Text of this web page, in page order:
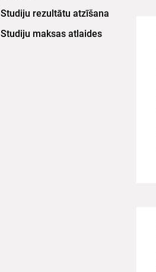
Studiju rezultātu atzīšana
Studiju maksas atlaides